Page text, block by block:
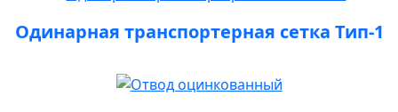
Одинарная транспортерная сетка Тип-1